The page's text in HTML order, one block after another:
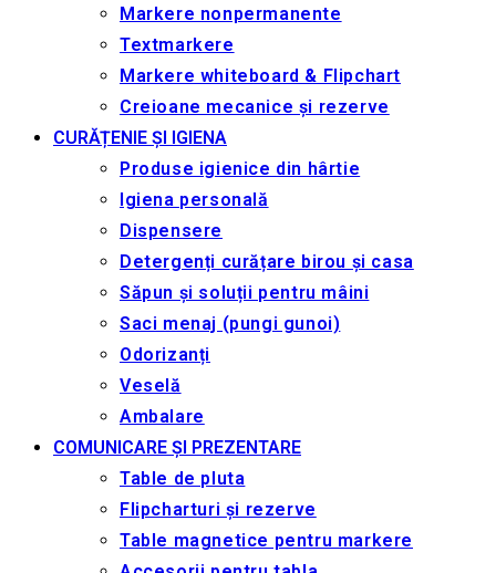
Markere nonpermanente
Textmarkere
Markere whiteboard & Flipchart
Creioane mecanice și rezerve
CURĂȚENIE ȘI IGIENA
Produse igienice din hârtie
Igiena personală
Dispensere
Detergenți curățare birou și casa
Săpun și soluții pentru mâini
Saci menaj (pungi gunoi)
Odorizanți
Veselă
Ambalare
COMUNICARE ȘI PREZENTARE
Table de pluta
Flipcharturi și rezerve
Table magnetice pentru markere